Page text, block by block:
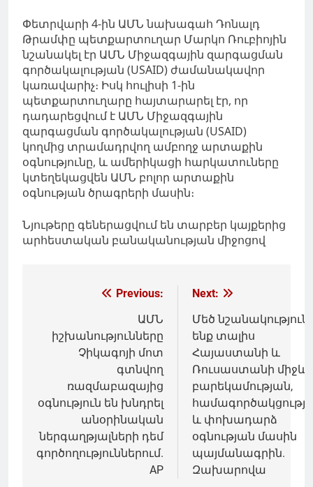
Փետրվարի 4-ին ԱՄՆ նախագահ Դոնալդ
Թրամփը պետքարտուղար Մարկո Ռուբիոյին
նշանակել էր ԱՄՆ Միջազգային զարգացման
գործակալության (USAID) ժամանակավոր
կառավարիչ։ Իսկ հուլիսի 1-ին
պետքարտուղարը հայտարարել էր, որ
դադարեցվում է ԱՄՆ Միջազգային
զարգացման գործակալության (USAID)
կողմից տրամադրվող ամբողջ արտաքին
օգնությունը, և ամերիկացի հարկատուները
կտեղեկացվեն ԱՄՆ բոլոր արտաքին
օգնության ծրագրերի մասին։
Նյութերը գեներացվում են տարբեր կայքերից
արհեստական բանականության միջոցով
Գրառումների
նավարկումը
Previous:
ԱՄՆ
իշխանությունները
Չիկագոյի մոտ
գտնվող
ռազմաբազայից
օգնություն են խնդրել
անօրինական
ներգաղթյալների դեմ
գործողություններում.
AP
Next:
Մեծ նշանակություն
ենք տալիս
Հայաստանի և
Ռուսաստանի միջև
բարեկամության,
և փոխադարձ
օգնության մասին
պայմանագրին.
Զախարովա